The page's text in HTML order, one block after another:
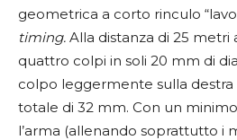
geometrica a corto rinculo
timing. Alla distanza di 25
quattro colpi in soli 20 mm di
colpo leggermente sulla
totale di 32 mm. Con un
l’arma (allenando soprattutto i